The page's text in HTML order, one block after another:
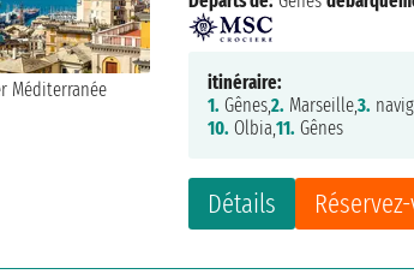
Détails
itinéraire:
1. Gênes,2. Marseille,3.
10. Olbia,11. Gênes